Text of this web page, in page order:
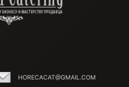
HORECACAT@GMAIL.COM